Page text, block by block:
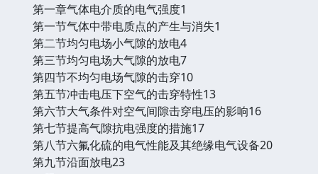
第一章气体电介质的电气强度1
第一节气体中带电质点的产生与消失1
第二节均匀电场小气隙的放电4
第三节均匀电场大气隙的放电7
第四节不均匀电场气隙的击穿10
第五节冲击电压下空气的击穿特性13
第六节大气条件对空气间隙击穿电压的影响16
第七节提高气隙抗电强度的措施17
第八节六氟化硫的电气性能及其绝缘电气设备20
第九节沿面放电23